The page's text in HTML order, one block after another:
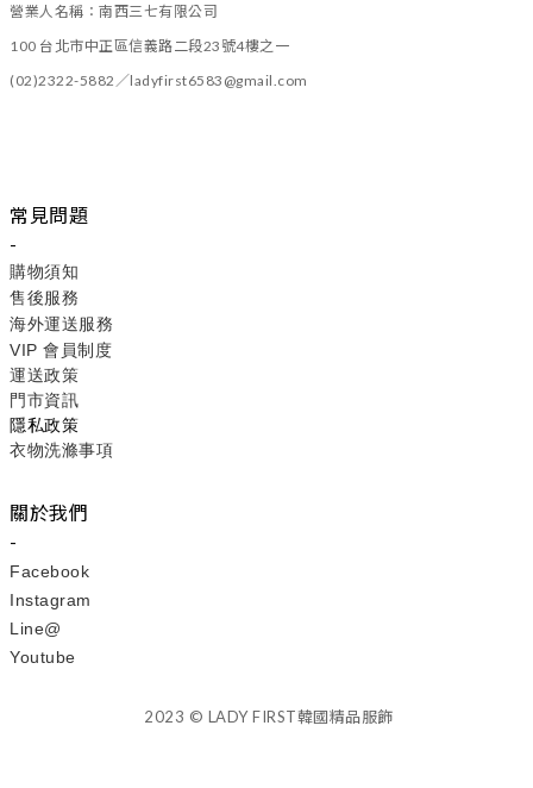
營業人名稱：南西三七有限公司
100 台北市中正區信義路二段23號4樓之一
(02)2322-5882／ladyfirst6583@gmail.com
常見問題
-
購物須知
售後服務
海外運送服務
VIP 會員制度
運送政策
門市資訊
隱私政策
衣物洗滌事項
關於我們
-
Facebook
Instagram
Line@
Youtube
2023 © LADY FIRST韓國精品服飾